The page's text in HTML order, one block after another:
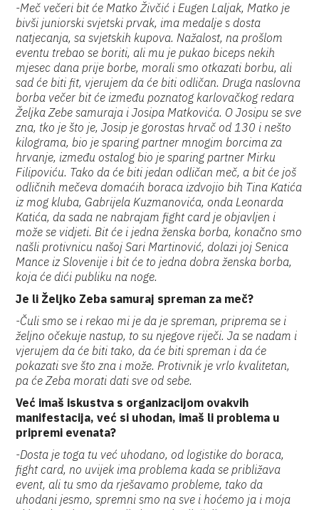
-Meč večeri bit će Matko Živčić i Eugen Laljak, Matko je
bivši juniorski svjetski prvak, ima medalje s dosta
natjecanja, sa svjetskih kupova. Nažalost, na prošlom
eventu trebao se boriti, ali mu je pukao biceps nekih
mjesec dana prije borbe, morali smo otkazati borbu, ali
sad će biti fit, vjerujem da će biti odličan. Druga naslovna
borba večer bit će između poznatog karlovačkog redara
Željka Zebe samuraja i Josipa Matkovića. O Josipu se sve
zna, tko je što je, Josip je gorostas hrvač od 130 i nešto
kilograma, bio je sparing partner mnogim borcima za
hrvanje, između ostalog bio je sparing partner Mirku
Filipoviću. Tako da će biti jedan odličan meč, a bit će još
odličnih mečeva domaćih boraca izdvojio bih Tina Katića
iz mog kluba, Gabrijela Kuzmanovića, onda Leonarda
Katića, da sada ne nabrajam fight card je objavljen i
može se vidjeti. Bit će i jedna ženska borba, konačno smo
našli protivnicu našoj Sari Martinović, dolazi joj Senica
Mance iz Slovenije i bit će to jedna dobra ženska borba,
koja će dići publiku na noge.
Je li Željko Zeba samuraj spreman za meč?
-Čuli smo se i rekao mi je da je spreman, priprema se i
željno očekuje nastup, to su njegove riječi. Ja se nadam i
vjerujem da će biti tako, da će biti spreman i da će
pokazati sve što zna i može. Protivnik je vrlo kvalitetan,
pa će Zeba morati dati sve od sebe.
Već imaš iskustva s organizacijom ovakvih
manifestacija, već si uhodan, imaš li problema u
pripremi evenata?
-Dosta je toga tu već uhodano, od logistike do boraca,
fight card, no uvijek ima problema kada se približava
event, ali tu smo da rješavamo probleme, tako da
uhodani jesmo, spremni smo na sve i hoćemo ja i moja